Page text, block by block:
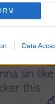
Data
naiv, és
és az